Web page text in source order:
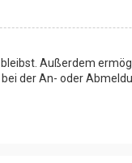
Außerdem
der An- oder